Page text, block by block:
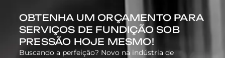
OBTENHA UM ORÇAMENTO PARA
SERVIÇOS DE FUNDIÇÃO SOB
PRESSÃO HOJE MESMO!
Buscando a perfeição? Novo na indústria de